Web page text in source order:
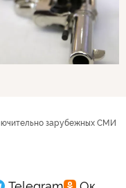
зарубежных СМИ